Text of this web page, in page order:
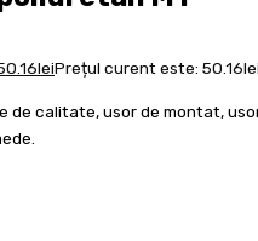
leiPrețul curent este:
de calitate, usor de montat,